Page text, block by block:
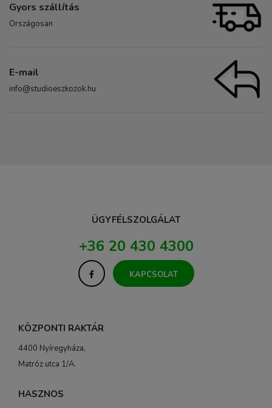
Gyors szállítás
Országosan
E-mail
info@studioeszkozok.hu
ÜGYFÉLSZOLGÁLAT
+36 20 430 4300
KAPCSOLAT
KÖZPONTI RAKTÁR
4400 Nyíregyháza,
Matróz utca 1/A.
HASZNOS